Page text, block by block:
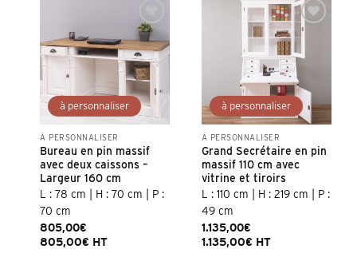
Ajouter à la
liste d’envies
À PERSONNALISER
Bureau en pin massif
avec deux caissons –
Largeur 160 cm
L : 78 cm | H : 70 cm | P :
70 cm
805,00€
805,00€ HT
Ajouter à la
liste d’envies
À PERSONNALISER
Grand Secrétaire en pin
massif 110 cm avec
vitrine et tiroirs
L : 110 cm | H : 219 cm | P :
49 cm
1.135,00€
1.135,00€ HT